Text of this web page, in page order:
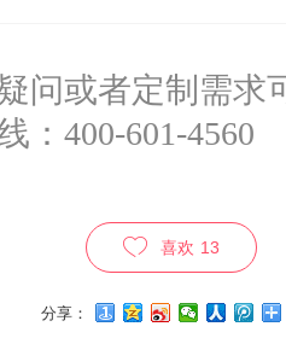
问或者定制需求
： 400-601-4560
喜欢 13
分享：